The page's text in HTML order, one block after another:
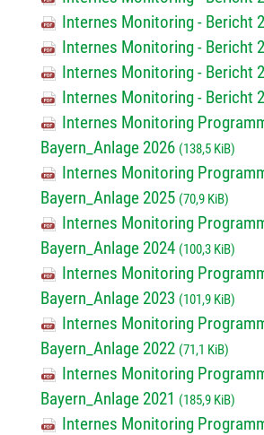
Internes Monitoring - Bericht
Internes Monitoring - Bericht
Internes Monitoring - Bericht
Internes Monitoring - Bericht
Internes Monitoring
Bayern_Anlage 2026 (138,5 KiB)
Internes Monitoring
Bayern_Anlage 2025 (70,9 KiB)
Internes Monitoring
Bayern_Anlage 2024 (100,3 KiB)
Internes Monitoring
Bayern_Anlage 2023 (101,9 KiB)
Internes Monitoring
Bayern_Anlage 2022 (71,1 KiB)
Internes Monitoring
Bayern_Anlage 2021 (185,9 KiB)
Internes Monitoring